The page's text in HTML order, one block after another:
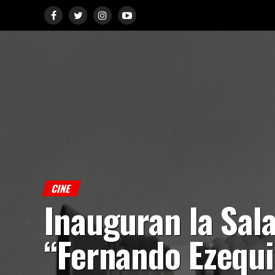
CINE
Inauguran la
“Fernando